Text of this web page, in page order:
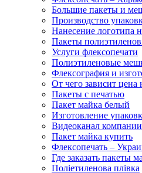
Большие пакеты и
Производство
Нанесение логотипа
Пакеты
Услуги флексопечати
Полиэтиленовые
Флексография и
От чего зависит цена
Пакеты с печатью
Пакет майка белый
Изготовление
Видеоканал
Пакет майка купить
Флексопечать –
Где заказать пакеты
Поліетиленова плівка